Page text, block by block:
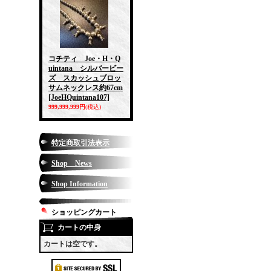
コチティ Joe・H・Q
uintana シルバービー
ズ スカッシュブロッ
サムネックレス約67cm
[JoeHQuintana107]
999,999,999円(税込)
特定商取引法表示
Shop News
Shop Information
ショッピングカート
カートの中身
カートは空です。